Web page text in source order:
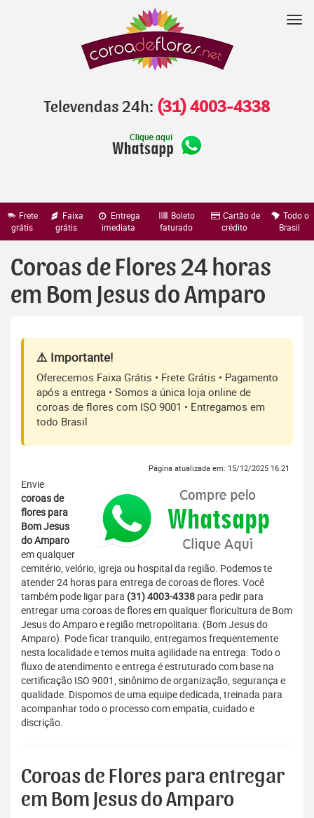
Televendas 24h: (31) 4003-4338
Frete
grátis
Faixa
grátis
Entrega
imediata
Boleto
faturado
Cartão de
crédito
Todo o
Brasil
Coroas de Flores 24 horas
em Bom Jesus do Amparo
⚠️ Importante!
Oferecemos Faixa Grátis • Frete Grátis • Pagamento
após a entrega • Somos a única loja online de
coroas de flores com ISO 9001 • Entregamos em
todo Brasil
Página atualizada em: 15/12/2025 16:21
Envie
coroas de
flores para
Bom Jesus
do Amparo
em qualquer
cemitério, velório, igreja ou hospital da região. Podemos te
atender 24 horas para entrega de coroas de flores. Você
também pode ligar para (31) 4003-4338 para pedir para
entregar uma coroas de flores em qualquer floricultura de Bom
Jesus do Amparo e região metropolitana. (Bom Jesus do
Amparo). Pode ficar tranquilo, entregamos frequentemente
nesta localidade e temos muita agilidade na entrega. Todo o
fluxo de atendimento e entrega é estruturado com base na
certificação ISO 9001, sinônimo de organização, segurança e
qualidade. Dispomos de uma equipe dedicada, treinada para
acompanhar todo o processo com empatia, cuidado e
discrição.
Coroas de Flores para entregar
em Bom Jesus do Amparo